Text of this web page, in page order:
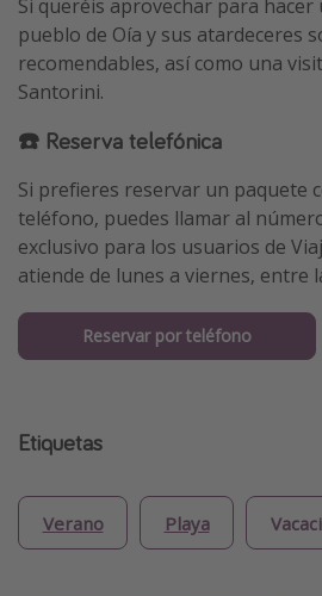
Si queréis aprovechar para hacer
pueblo de Oía y sus atardeceres
recomendables, así como una
Santorini.
☎️ Reserva telefónica
Si prefieres reservar un paquete
teléfono, puedes llamar al
exclusivo para los usuarios de
atiende de lunes a viernes, entre
Reservar por teléfono
Etiquetas
Verano Playa